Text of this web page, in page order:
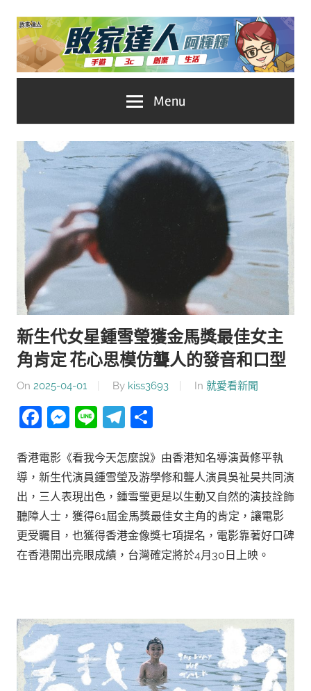
Skip
content
家
達
推
薦
No.1
遊
戲
技
媒
體。
Menu
新生代女星鍾雪瑩獲金馬獎最佳女主
角肯定 花心思模仿聾人的發音和口型
On 2025-04-01 By kiss3693 In 就愛看新聞
Facebook
Messenger
LineTelegram
香港電影《看我今天怎麼說》由香港知名導演黃修平執
導，新生代演員鍾雪瑩及游學修和聾人演員吳祉昊共同演
出，三人表現出色，鍾雪瑩更是以生動又自然的演技詮飾
聽障人士，獲得61屆金馬獎最佳女主角的肯定，讓電影
更受矚目，也獲得香港金像獎七項提名，電影靠著好口碑
在香港開出亮眼成績，台灣確定將於4月30日上映。